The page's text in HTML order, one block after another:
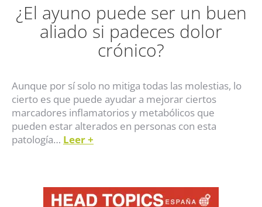
¿El ayuno puede ser un buen
aliado si padeces dolor
crónico?
Aunque por sí solo no mitiga todas las molestias, lo
cierto es que puede ayudar a mejorar ciertos
marcadores inflamatorios y metabólicos que
pueden estar alterados en personas con esta
patología… Leer +